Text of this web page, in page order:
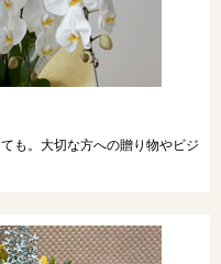
も。大切な方への贈り物やビジ